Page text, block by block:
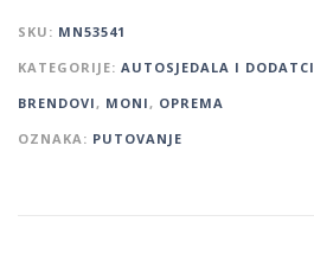
SKU: MN53541
KATEGORIJE: AUTOSJEDALA I DODATCI
BRENDOVI, MONI, OPREMA
OZNAKA: PUTOVANJE